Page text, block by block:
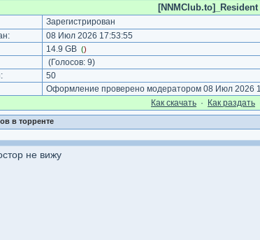
Зарегистрирован
08 Июл 2026 17:53:55
14.9 GB ()
(Голосов: 9)
50
Оформление проверено модератором 08 Июл 2026
Как cкачать · Как раздать
в торренте
не вижу